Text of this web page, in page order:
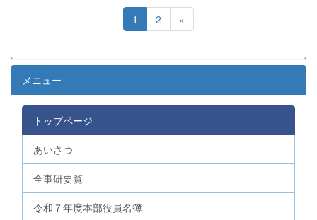
1 2 »
メニュー
トップページ
あいさつ
全事研要覧
令和７年度本部役員名簿